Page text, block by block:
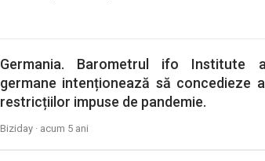
Germania. Barometrul ifo Institute
germane intenționează să concedieze
restricțiilor impuse de pandemie.
Biziday · acum 5 ani